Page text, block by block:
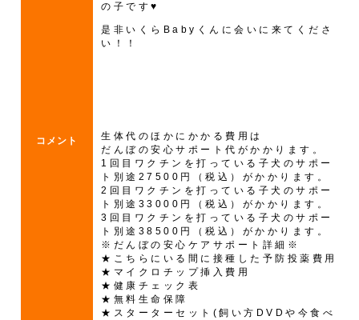
コメント
の子です♥
是非いくらBabyくんに会いに来てくださ
い！！
生体代のほかにかかる費用は
だんぼの安心サポート代がかかります。
1回目ワクチンを打っている子犬のサポー
ト別途27500円（税込）がかかります。
2回目ワクチンを打っている子犬のサポー
ト別途33000円（税込）がかかります。
3回目ワクチンを打っている子犬のサポー
ト別途38500円（税込）がかかります。
※だんぼの安心ケアサポート詳細※
★こちらにいる間に接種した予防投薬費用
★マイクロチップ挿入費用
★健康チェック表
★無料生命保障
★スターターセット(飼い方DVDや今食べ